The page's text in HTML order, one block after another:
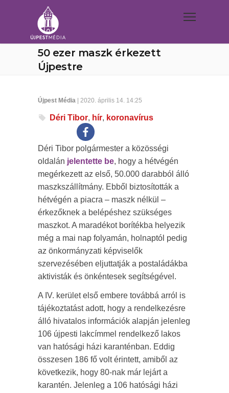
50 ezer maszk érkezett
Újpestre
Újpest Média | 2020. április 14. 14:25
Déri Tibor, hír, koronavírus
Déri Tibor polgármester a közösségi
oldalán jelentette be, hogy a hétvégén
megérkezett az első, 50.000 darabból álló
maszkszállítmány. Ebből biztosították a
hétvégén a piacra – maszk nélkül –
érkezőknek a belépéshez szükséges
maszkot. A maradékot borítékba helyezik
még a mai nap folyamán, holnaptól pedig
az önkormányzati képviselők
szervezésében eljuttatják a postaládákba
aktivisták és önkéntesek segítségével.
A IV. kerület első embere továbbá arról is
tájékoztatást adott, hogy a rendelkezésre
álló hivatalos információk alapján jelenleg
106 újpesti lakcímmel rendelkező lakos
van hatósági házi karanténban. Eddig
összesen 186 fő volt érintett, amiből az
következik, hogy 80-nak már lejárt a
karantén. Jelenleg a 106 hatósági házi